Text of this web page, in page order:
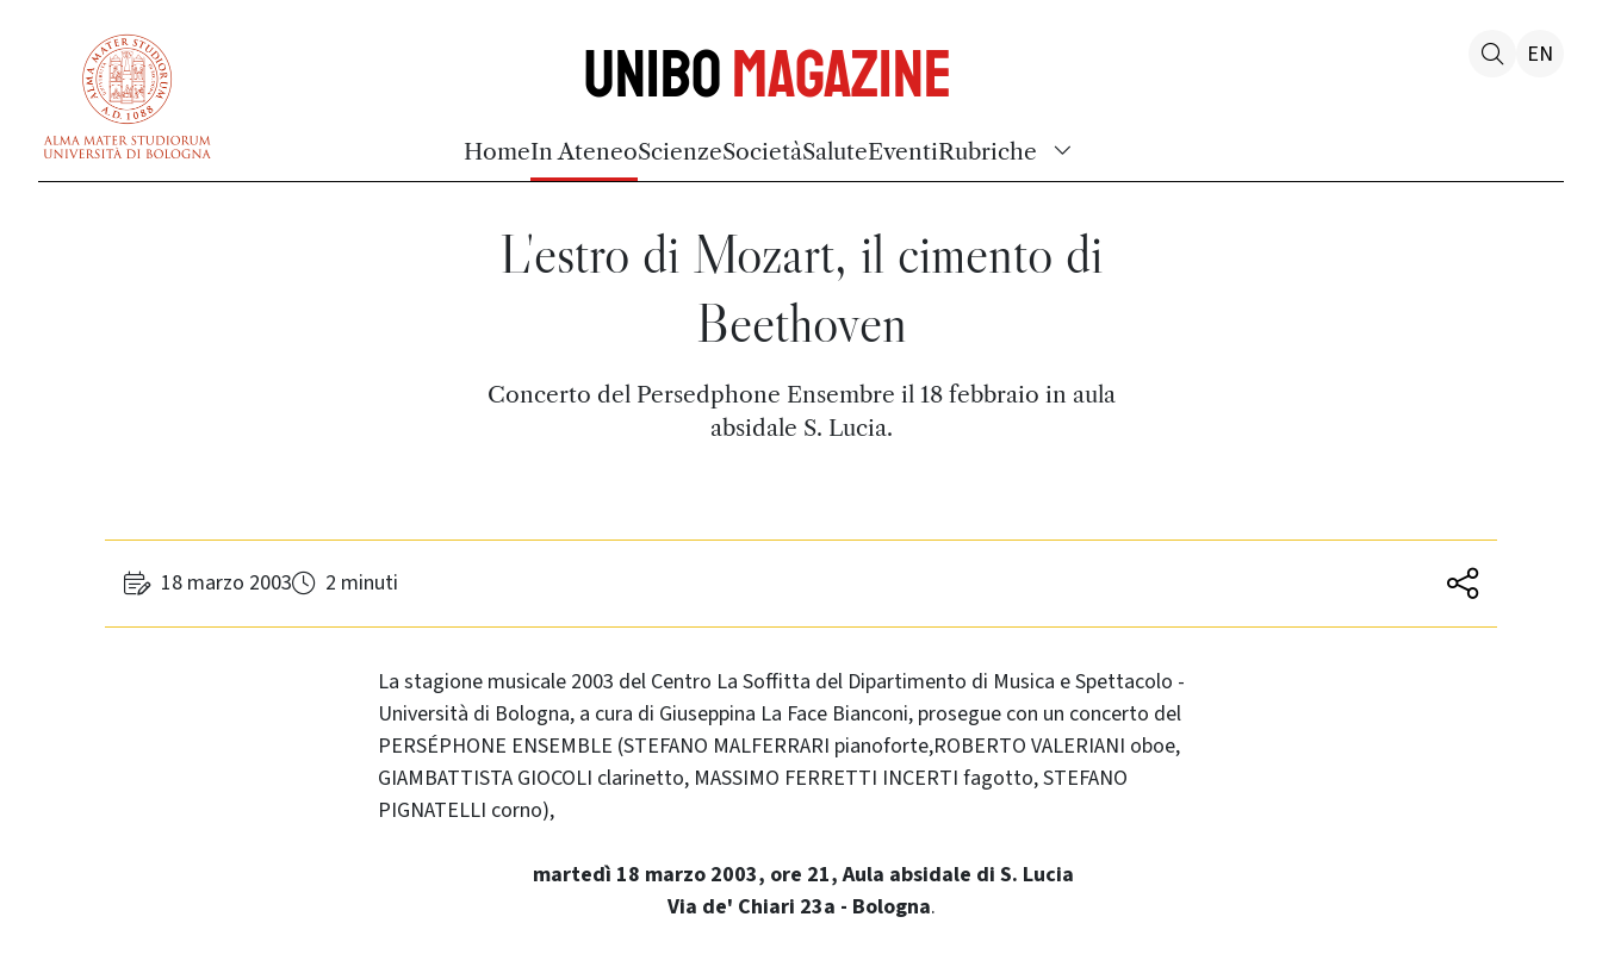
UniboMagazine
HomeIn AteneoScienzeSocietàSaluteEventiRubriche
EN
L'estro di Mozart, il cimento di
Beethoven
Concerto del Persedphone Ensembre il 18 febbraio in aula
absidale S. Lucia.
18 marzo 2003 2 minuti
La stagione musicale 2003 del Centro La Soffitta del Dipartimento di Musica e Spettacolo -
Università di Bologna, a cura di Giuseppina La Face Bianconi, prosegue con un concerto del
PERSÉPHONE ENSEMBLE (STEFANO MALFERRARI pianoforte,ROBERTO VALERIANI oboe,
GIAMBATTISTA GIOCOLI clarinetto, MASSIMO FERRETTI INCERTI fagotto, STEFANO
PIGNATELLI corno),
martedì 18 marzo 2003, ore 21, Aula absidale di S. Lucia
Via de' Chiari 23a - Bologna.